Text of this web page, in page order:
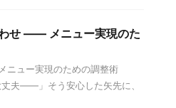
せ —— メニュー実現のた
ニュー実現のための調整術
丈夫——」そう安心した矢先に、